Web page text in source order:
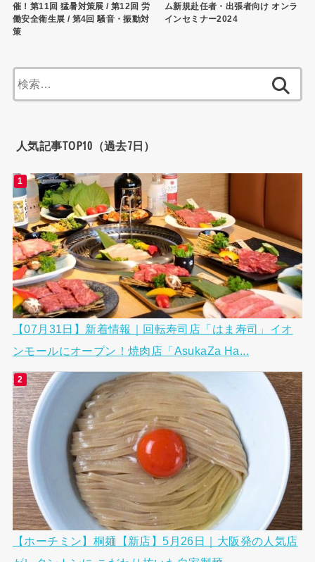
催！第11回 猛暑対策展 / 第12回 労
働安全衛生展 / 第4回 騒音・振動対
策
ム新規赴任者・出張者向け オンラ
インセミナー2024
索:
人気記事TOP10（過去7日）
【07月31日】新着情報｜回転寿司店「はま寿司」イオ
ンモールにオープン！焼肉店「AsukaZa Ha...
【ホーチミン】桐麺【新店】5月26日｜大阪発の人気店